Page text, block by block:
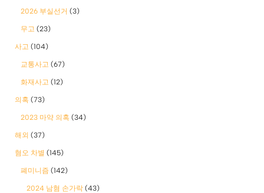
2026 부실선거 (3)
무고 (23)
사고 (104)
교통사고 (67)
화재사고 (12)
의혹 (73)
2023 마약 의혹 (34)
해외 (37)
혐오 차별 (145)
폐미니즘 (142)
2024 남혐 손가락 (43)